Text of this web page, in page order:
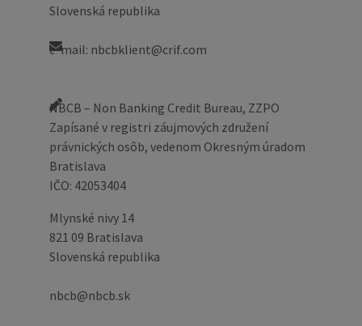
Slovenská republika
e-mail: nbcbklient@crif.com
NBCB – Non Banking Credit Bureau, ZZPO
Zapísané v registri záujmových združení
právnických osôb, vedenom Okresným úradom
Bratislava
IČO: 42053404
Mlynské nivy 14
821 09 Bratislava
Slovenská republika
nbcb@nbcb.sk